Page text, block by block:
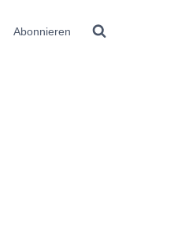
Abonnieren